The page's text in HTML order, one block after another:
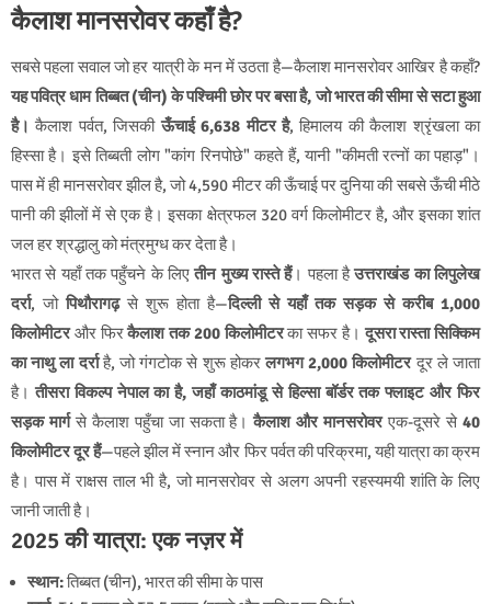
कैलाश मानसरोवर कहाँ है?
सबसे पहला सवाल जो हर यात्री के मन में उठता है—कैलाश मानसरोवर आखिर है कहाँ?
यह पवित्र धाम तिब्बत (चीन) के पश्चिमी छोर पर बसा है, जो भारत की सीमा से सटा हुआ
है। कैलाश पर्वत, जिसकीऊँचाई 6,638 मीटर है, हिमालय की कैलाश श्रृंखला का
हिस्सा है। इसे तिब्बती लोग "कांग रिनपोछे" कहते हैं, यानी "कीमती रत्नों का पहाड़"।
पास में ही मानसरोवर झील है, जो 4,590 मीटर की ऊँचाई पर दुनिया की सबसे ऊँची मीठे
पानी की झीलों में से एक है। इसका क्षेत्रफल 320 वर्ग किलोमीटर है, और इसका शांत
जल हर श्रद्धालु को मंत्रमुग्ध कर देता है।
भारत से यहाँ तक पहुँचने के लिएतीन मुख्य रास्ते हैं। पहला हैउत्तराखंड का लिपुलेख
दर्रा, जोपिथौरागढ़से शुरू होता है—दिल्ली से यहाँ तक सड़क से करीब 1,000
किलोमीटरऔर फिरकैलाश तक 200 किलोमीटरका सफर है।दूसरा रास्ता सिक्किम
का नाथु ला दर्राहै, जो गंगटोक से शुरू होकरलगभग 2,000 किलोमीटरदूर ले जाता
है।तीसरा विकल्प नेपाल का है, जहाँ काठमांडू से हिल्सा बॉर्डर तक फ्लाइट और फिर
सड़क मार्गसे कैलाश पहुँचा जा सकता है। कैलाश और मानसरोवरएक-दूसरे से40
किलोमीटर दूर हैं—पहले झील में स्नान और फिर पर्वत की परिक्रमा, यही यात्रा का क्रम
है। पास में राक्षस ताल भी है, जो मानसरोवर से अलग अपनी रहस्यमयी शांति के लिए
जानी जाती है।
2025 की यात्रा: एक नज़र में
स्थान:तिब्बत (चीन), भारत की सीमा के पास